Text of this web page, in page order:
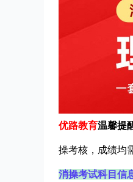
优路教育温馨提
操考核，成绩均
消操考试科目信